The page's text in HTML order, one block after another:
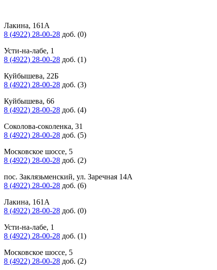
Лакина, 161А
8 (4922) 28-00-28 доб. (0)
Усти-на-лабе, 1
8 (4922) 28-00-28 доб. (1)
Куйбышева, 22Б
8 (4922) 28-00-28 доб. (3)
Куйбышева, 66
8 (4922) 28-00-28 доб. (4)
Соколова-соколенка, 31
8 (4922) 28-00-28 доб. (5)
Московское шоссе, 5
8 (4922) 28-00-28 доб. (2)
пос. Заклязьменский, ул. Заречная 14А
8 (4922) 28-00-28 доб. (6)
Лакина, 161А
8 (4922) 28-00-28 доб. (0)
Усти-на-лабе, 1
8 (4922) 28-00-28 доб. (1)
Московское шоссе, 5
8 (4922) 28-00-28 доб. (2)